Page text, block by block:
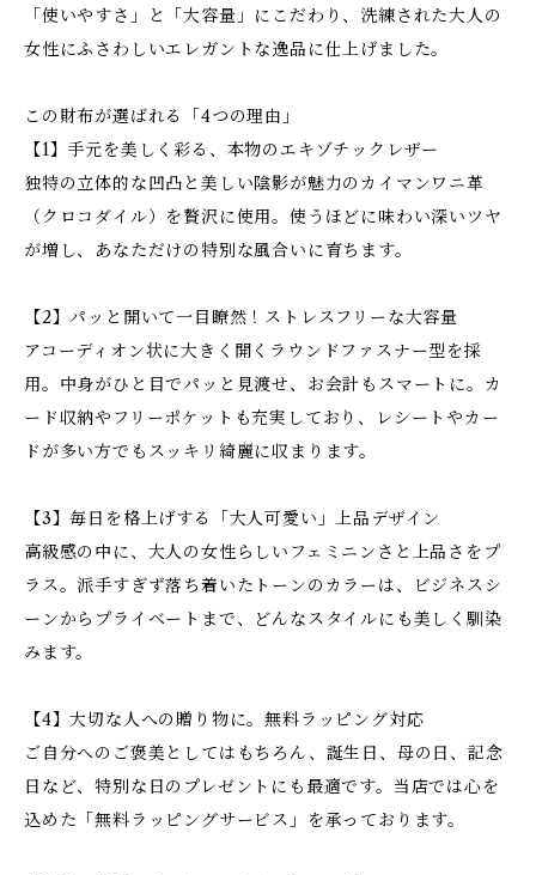
「使いやすさ」と「大容量」にこだわり、洗練された大人の
女性にふさわしいエレガントな逸品に仕上げました。
この財布が選ばれる「4つの理由」
【1】手元を美しく彩る、本物のエキゾチックレザー
独特の立体的な凹凸と美しい陰影が魅力のカイマンワニ革
（クロコダイル）を贅沢に使用。使うほどに味わい深いツヤ
が増し、あなただけの特別な風合いに育ちます。
【2】パッと開いて一目瞭然！ストレスフリーな大容量
アコーディオン状に大きく開くラウンドファスナー型を採
用。中身がひと目でパッと見渡せ、お会計もスマートに。カ
ード収納やフリーポケットも充実しており、レシートやカー
ドが多い方でもスッキリ綺麗に収まります。
【3】毎日を格上げする「大人可愛い」上品デザイン
高級感の中に、大人の女性らしいフェミニンさと上品さをプ
ラス。派手すぎず落ち着いたトーンのカラーは、ビジネスシ
ーンからプライベートまで、どんなスタイルにも美しく馴染
みます。
【4】大切な人への贈り物に。無料ラッピング対応
ご自分へのご褒美としてはもちろん、誕生日、母の日、記念
日など、特別な日のプレゼントにも最適です。当店では心を
込めた「無料ラッピングサービス」を承っております。